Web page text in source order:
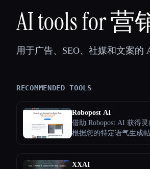
AI tools for 营
用于广告、SEO、社媒和文案
RECOMMENDED TOOLS
Robopost AI
借助 Robopost AI 获得
根据您的特定语气生成
工具非常适合希望保持
XXAI